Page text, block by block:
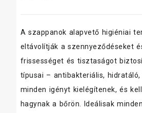
A szappanok alapvető higiéniai
eltávolítják a szennyeződéseket
frissességet és tisztaságot
típusai – antibakteriális,
minden igényt kielégítenek, és
hagynak a bőrön. Ideálisak